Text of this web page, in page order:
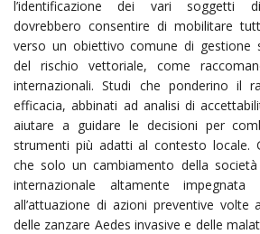
l’identificazione dei vari soggetti
dovrebbero consentire di mobilitare
verso un obiettivo comune di gestione
del rischio vettoriale, come
internazionali. Studi che ponderino il
efficacia, abbinati ad analisi di
aiutare a guidare le decisioni per
strumenti più adatti al contesto locale.
che solo un cambiamento della
internazionale altamente
all’attuazione di azioni preventive volte
delle zanzare Aedes invasive e delle